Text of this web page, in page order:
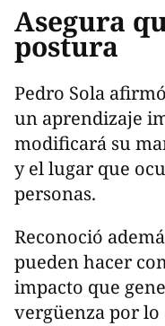
Asegura
postura
Pedro Sola
un aprendizaje
modificará su
y el lugar que
personas.
Reconoció
pueden hacer
impacto que
vergüenza por lo